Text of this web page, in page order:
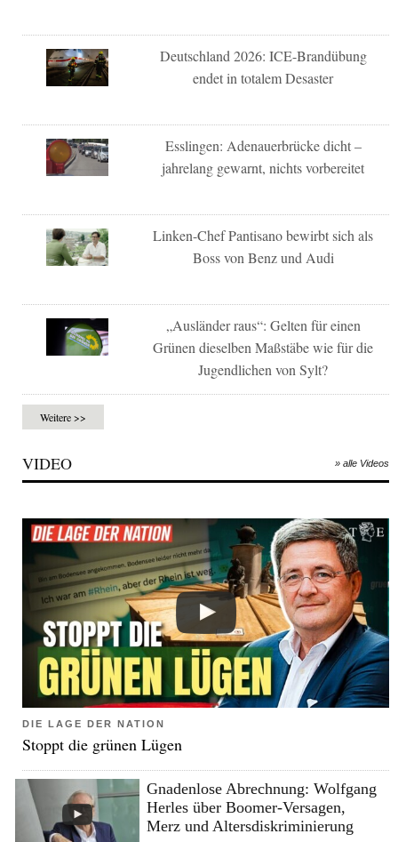
Deutschland 2026: ICE-Brandübung
endet in totalem Desaster
Esslingen: Adenauerbrücke dicht –
jahrelang gewarnt, nichts vorbereitet
Linken-Chef Pantisano bewirbt sich als
Boss von Benz und Audi
„Ausländer raus“: Gelten für einen
Grünen dieselben Maßstäbe wie für die
Jugendlichen von Sylt?
Weitere >>
VIDEO » alle Videos
DIE LAGE DER NATION
Stoppt die grünen Lügen
Gnadenlose Abrechnung: Wolfgang
Herles über Boomer-Versagen,
Merz und Altersdiskriminierung